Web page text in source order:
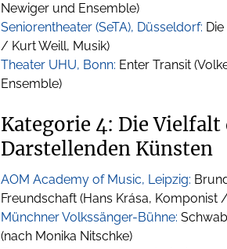
Newiger und Ensemble)
Seniorentheater (SeTA), Düsseldorf:
/ Kurt Weill, Musik)
Theater UHU, Bonn: Enter Transit
Ensemble)
Kategorie 4: Die Vielfalt
Darstellenden Künsten
AOM Academy of Music, Leipzig:
Freundschaft (Hans Krása, Komponist
Münchner Volkssänger-Bühne:
(nach Monika Nitschke)